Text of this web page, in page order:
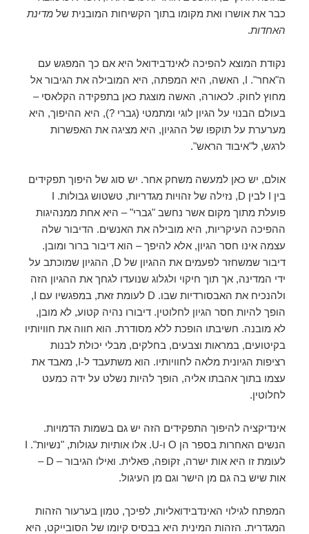
כבר את אושרו ואת מקומו בתוך הקשיחות המובנית שלמדינת
האחדות.
נקודת המוצא להפיכה לאינדבידואל היא אם כך המפגש עם
ה"אחר". I, האשה, היא המפתה, היא המובילה את הגיבור אל
מחוץ לחוק. לכאורה, האשה מוצגת כאן בתפקידה הקלאסי –
בעולם הבנוי על הגיון לוגי ומתמטי (גברי ?), היא ההיפוך, היא
מערערת על תוקפו של ההגיון, היא מציגה את האפשרות
לרגש, ל"איבוד הראש".
אולם, יש כאן למעשה משחק אחר. יש סוג של היפוך תפקידים
בין I לבין D, נזילה של זהויות מגדריות, טשטוש גבולות. I
פועלת מתוך מקום אשר נחשב "גברי" – היא אחת ממנהיגות
ההפיכה העיקריות, היא מובילה את האנשים. הדיבור שלה
עצמה אינו חסר הגיון, אלא להיפך – הוא דיבור ברור ומובן.
דיבור שמשחזר לפעמים את ההגיון של D, ההגיון שמוכתב על
ידי המדינה, אך תוך חיקוי ולגלוג שנועדו לגחך את ההגיון הזה
ולהנכיח את האבסורדיות שבו. D לעומת זאת, במפגשיו עם I,
הופך להיות חסר הגיון לחלוטין. דיבורו נהיה קטוע, לא מובן,
לא מובנה. חשיבתו הופכת ללא מסודרת. הוא חווה את חוויותיו
בקיטועים, במראות וצבעים, בחלקים, מבלי יכולת לבנות
רציפות הגיונית מלאה לחוויותיו. הוא משתעבד ל-I, מאבד את
עצמו בתוך אהבתו אליה, הופך להיות נשלט על ידה כמעט
לחלוטין.
אינדיקציה להיפוך התפקידים הזה יש גם בשמות הדמויות.
הנשים האחרות בספר הן O ו-U. אלו אותיות עגולות, "נשיות". I
לעומת זו היא אות ישרה, זקופה, פאלית. ואילו הגיבור – D –
אות שיש בה גם מן הישר וגם מן העיגול.
המפתח לגילוי האינדבידואליות, לפיכך, טמון בערעור הזהות
המגדרית. הזהות המינית היא בבסיס קיומו של הסובייקט, היא